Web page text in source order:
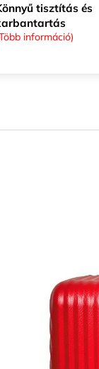
tisztítás és
információ)